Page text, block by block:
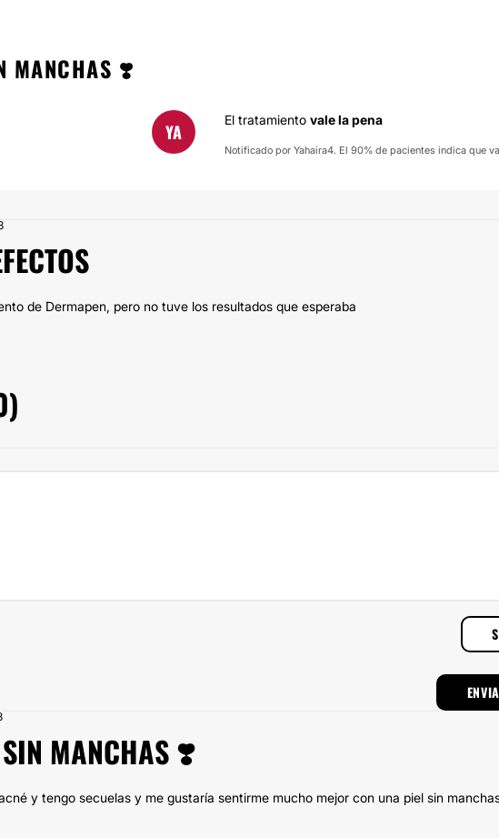
MANCHAS ❣️
YA El tratamiento vale la pena
Notificado por Yahaira4. El 90% de pacientes indica que
de Dermapen, pero no tuve los resultados que esperaba
)
MANCHAS ❣️
y tengo secuelas y me gustaría sentirme mucho mejor con una piel sin